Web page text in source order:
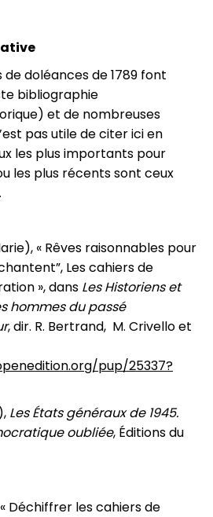
doléances de 1789 font
bibliographie
et de nombreuses
pas utile de citer ici en
les plus importants pour
les plus récents sont ceux
« Rêves raisonnables pour
Les cahiers de
», dans Les Historiens et
hommes du passé
, dir. R. Bertrand, M. Crivello et
pup/25337?
Les États généraux de 1945.
oubliée, Éditions du
« Déchiffrer les cahiers de